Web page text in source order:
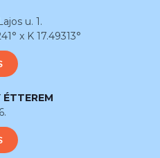
u. 1.
x K 17.49313°